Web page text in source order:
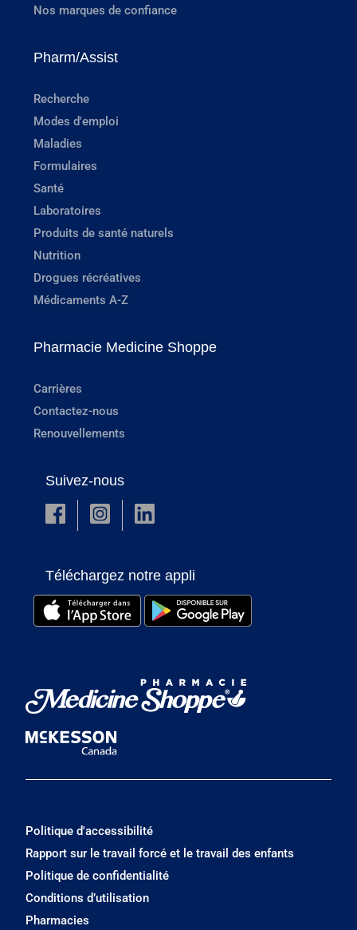
Nos marques de confiance
Pharm/Assist
Recherche
Modes d'emploi
Maladies
Formulaires
Santé
Laboratoires
Produits de santé naturels
Nutrition
Drogues récréatives
Médicaments A-Z
Pharmacie Medicine Shoppe
Carrières
Contactez-nous
Renouvellements
Suivez-nous
Téléchargez notre appli
Politique d'accessibilité
Rapport sur le travail forcé et le travail des enfants
Politique de confidentialité
Conditions d’utilisation
Pharmacies